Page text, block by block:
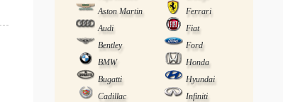
Aston Martin
Ferrari
Audi
Fiat
Bentley
Ford
BMW
Honda
Bugatti
Hyundai
Cadillac
Infiniti